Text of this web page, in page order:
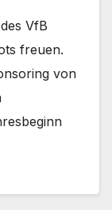
VfB
freuen.
von